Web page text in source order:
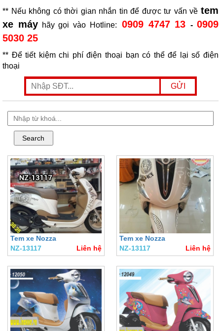
** Nếu không có thời gian nhắn tin để được tư vấn về tem
xe máyhãy gọi vào Hotline: 0909 4747 13-0909
5030 25
** Để tiết kiệm chi phí điện thoại bạn có thể để lại số điện
thoại
Tem xe Nozza
NZ-13117
Liên hệ
Tem xe Nozza
NZ-13117
Liên hệ